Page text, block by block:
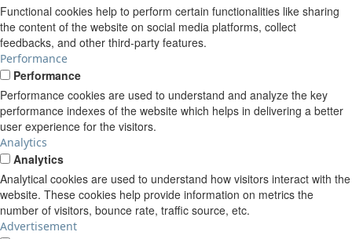
Functional cookies help to perform certain functionalities like sharing
the content of the website on social media platforms, collect
feedbacks, and other third-party features.
Performance
Performance
Performance cookies are used to understand and analyze the key
performance indexes of the website which helps in delivering a better
user experience for the visitors.
Analytics
Analytics
Analytical cookies are used to understand how visitors interact with the
website. These cookies help provide information on metrics the
number of visitors, bounce rate, traffic source, etc.
Advertisement